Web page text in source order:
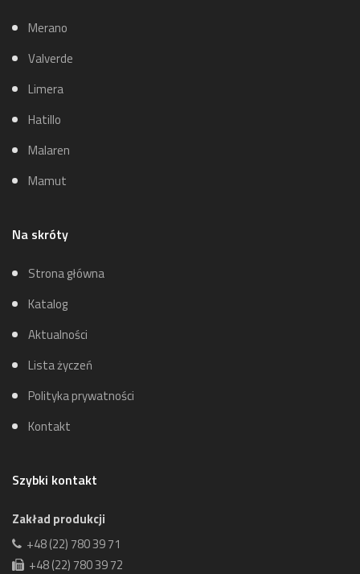
Merano
Valverde
Limera
Hatillo
Malaren
Mamut
Na skróty
Strona główna
Katalog
Aktualności
Lista życzeń
Polityka prywatności
Kontakt
Szybki kontakt
Zakład produkcji
+48 (22) 780 39 71
+48 (22) 780 39 72